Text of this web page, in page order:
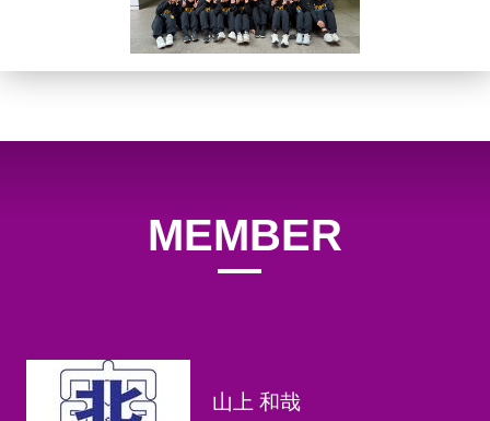
メンバー
MEMBER
山上 和哉